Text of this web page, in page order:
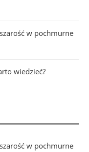
w pochmurne
wiedzieć?
w pochmurne